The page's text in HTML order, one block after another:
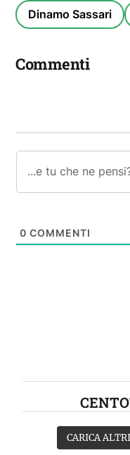
Dinamo Sassari
Commenti
0 COMMENTI
CARICA